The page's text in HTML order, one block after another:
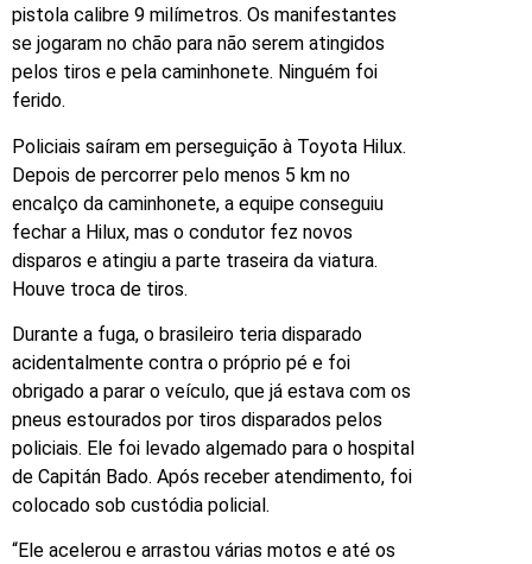
pistola calibre 9 milímetros. Os manifestantes
se jogaram no chão para não serem atingidos
pelos tiros e pela caminhonete. Ninguém foi
ferido.
Policiais saíram em perseguição à Toyota Hilux.
Depois de percorrer pelo menos 5 km no
encalço da caminhonete, a equipe conseguiu
fechar a Hilux, mas o condutor fez novos
disparos e atingiu a parte traseira da viatura.
Houve troca de tiros.
Durante a fuga, o brasileiro teria disparado
acidentalmente contra o próprio pé e foi
obrigado a parar o veículo, que já estava com os
pneus estourados por tiros disparados pelos
policiais. Ele foi levado algemado para o hospital
de Capitán Bado. Após receber atendimento, foi
colocado sob custódia policial.
“Ele acelerou e arrastou várias motos e até os